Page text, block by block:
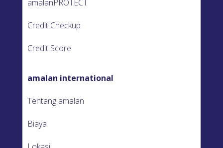
amalanPROTECT
Credit Checkup
Credit Score
amalan international
Tentang amalan
Biaya